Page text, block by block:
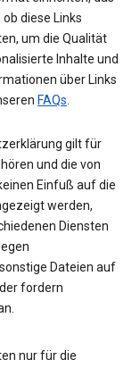
diese Links
um die Qualität
Inhalte und
über Links
FAQs
gilt für
und die von
Einfuß auf die
werden,
Diensten
Dateien auf
fordern
nur für die